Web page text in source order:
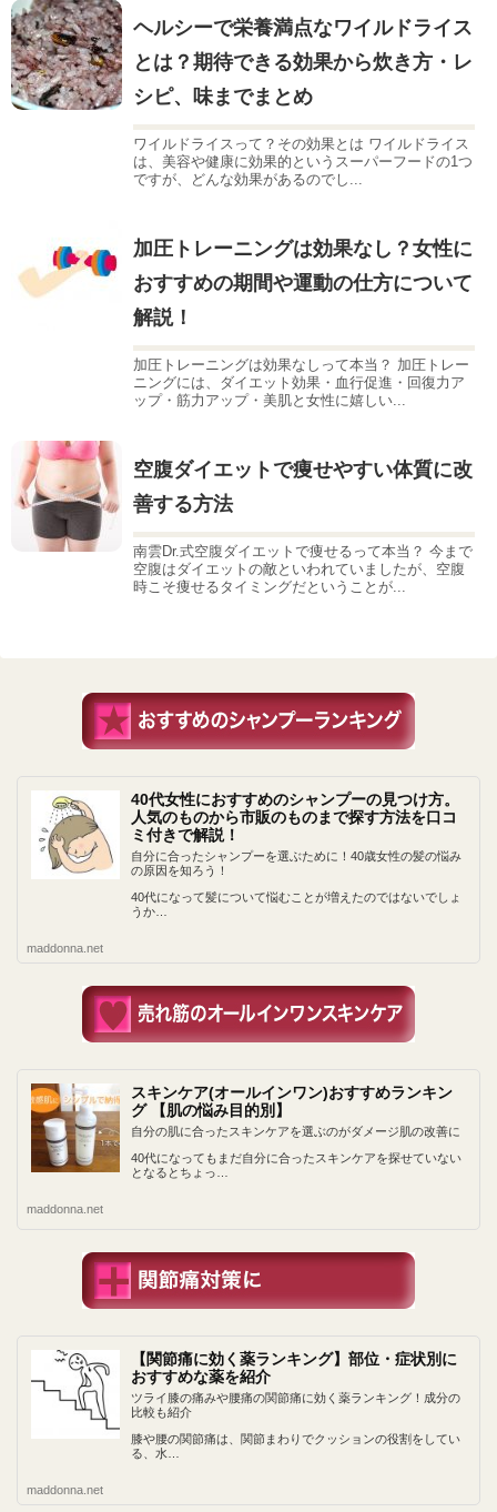
ヘルシーで栄養満点なワイルドライス
とは？期待できる効果から炊き方・レ
シピ、味までまとめ
ワイルドライスって？その効果とは ワイルドライス
は、美容や健康に効果的というスーパーフードの1つ
ですが、どんな効果があるのでし...
加圧トレーニングは効果なし？女性に
おすすめの期間や運動の仕方について
解説！
加圧トレーニングは効果なしって本当？ 加圧トレー
ニングには、ダイエット効果・血行促進・回復力ア
ップ・筋力アップ・美肌と女性に嬉しい...
空腹ダイエットで痩せやすい体質に改
善する方法
南雲Dr.式空腹ダイエットで痩せるって本当？ 今まで
空腹はダイエットの敵といわれていましたが、空腹
時こそ痩せるタイミングだということが...
40代女性におすすめのシャンプーの見つけ方。
人気のものから市販のものまで探す方法を口コ
ミ付きで解説！
自分に合ったシャンプーを選ぶために！40歳女性の髪の悩み
の原因を知ろう！
40代になって髪について悩むことが増えたのではないでしょ
うか…
maddonna.net
スキンケア(オールインワン)おすすめランキン
グ 【肌の悩み目的別】
自分の肌に合ったスキンケアを選ぶのがダメージ肌の改善に
40代になってもまだ自分に合ったスキンケアを探せていない
となるとちょっ…
maddonna.net
【関節痛に効く薬ランキング】部位・症状別に
おすすめな薬を紹介
ツライ膝の痛みや腰痛の関節痛に効く薬ランキング！成分の
比較も紹介
膝や腰の関節痛は、関節まわりでクッションの役割をしてい
る、水…
maddonna.net